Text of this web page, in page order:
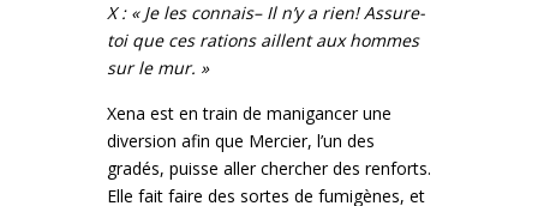
X : « Je les connais– Il n’y a rien! Assure-
toi que ces rations aillent aux hommes
sur le mur. »
Xena est en train de manigancer une
diversion afin que Mercier, l’un des
gradés, puisse aller chercher des renforts.
Elle fait faire des sortes de fumigènes, et